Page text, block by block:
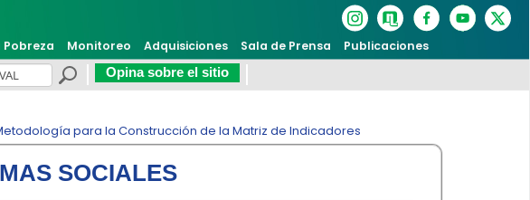
Pobreza Monitoreo Adquisiciones Sala de Prensa Publicaciones
Opina sobre el sitio
para la Construcción de la Matriz de Indicadores
SOCIALES